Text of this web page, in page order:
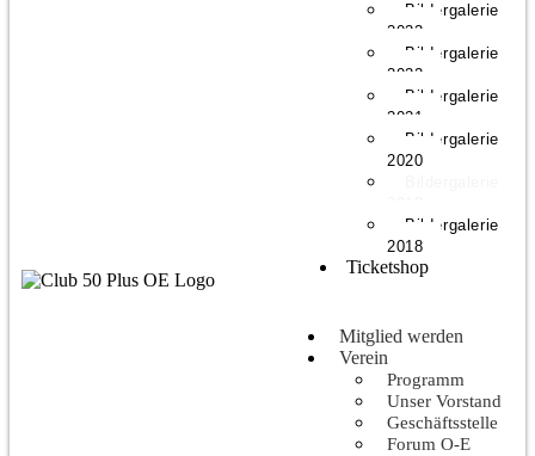
Bildergalerie
2023
Bildergalerie
2022
Bildergalerie
2021
Bildergalerie
2020
Bildergalerie
2018
Ticketshop
Mitglied werden
Verein
Programm
Unser Vorstand
Geschäftsstelle
Forum O-E